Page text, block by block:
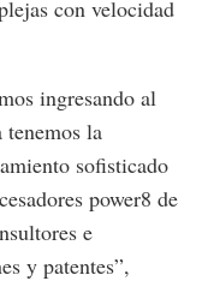
con velocidad
ingresando al
la
sofisticado
power8 de
e
y patentes”,